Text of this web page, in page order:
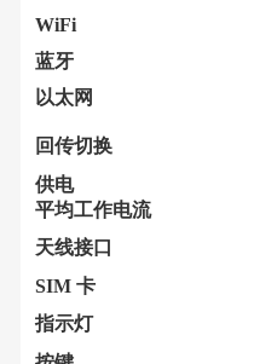
WiFi
蓝牙
以太网
回传切换
供电
平均工作电流
天线接口
SIM 卡
指示灯